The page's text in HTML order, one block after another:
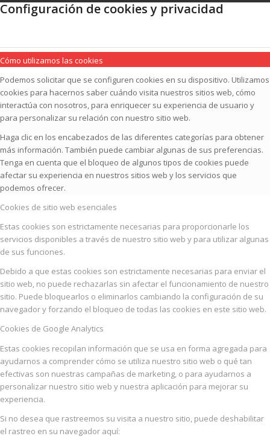
Configuración de cookies y privacidad
Cómo utilizamos las cookies
Podemos solicitar que se configuren cookies en su dispositivo. Utilizamos
cookies para hacernos saber cuándo visita nuestros sitios web, cómo
interactúa con nosotros, para enriquecer su experiencia de usuario y
para personalizar su relación con nuestro sitio web.
Haga clic en los encabezados de las diferentes categorías para obtener
más información. También puede cambiar algunas de sus preferencias.
Tenga en cuenta que el bloqueo de algunos tipos de cookies puede
afectar su experiencia en nuestros sitios web y los servicios que
podemos ofrecer.
Cookies de sitio web esenciales
Estas cookies son estrictamente necesarias para proporcionarle los
servicios disponibles a través de nuestro sitio web y para utilizar algunas
de sus funciones.
Debido a que estas cookies son estrictamente necesarias para enviar el
sitio web, no puede rechazarlas sin afectar el funcionamiento de nuestro
sitio. Puede bloquearlos o eliminarlos cambiando la configuración de su
navegador y forzando el bloqueo de todas las cookies en este sitio web.
Cookies de Google Analytics
Estas cookies recopilan información que se usa en forma agregada para
ayudarnos a comprender cómo se utiliza nuestro sitio web o qué tan
efectivas son nuestras campañas de marketing, o para ayudarnos a
personalizar nuestro sitio web y nuestra aplicación para mejorar su
experiencia.
Si no desea que rastreemos su visita a nuestro sitio, puede deshabilitar
el rastreo en su navegador aquí: